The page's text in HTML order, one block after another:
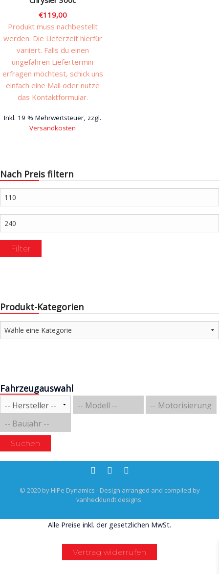
€119,00
Produkt muss nachbestellt
werden. Die Lieferzeit hierfür
variiert. Falls du einen
ungefähren Liefertermin
erfragen möchtest, schick uns
einfach eine Mail oder nutze
das Kontaktformular.
Inkl. 19 % Mehrwertsteuer, zzgl.
Versandkosten
Nach Preis filtern
Min.
Preis
Max.
Preis
Filter
Produkt-Kategorien
Fahrzeugauswahl
Suchen
© 2020 by HiPe Dynamics - Design arranged and compiled by
vanhecklundt designs.
Alle Preise inkl. der gesetzlichen MwSt.
Vertrag widerrufen